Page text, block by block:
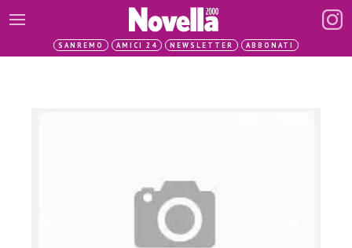
SANREMO AMICI 24 NEWSLETTER ABBONATI